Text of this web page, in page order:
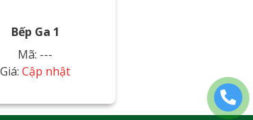
Bếp Ga 1
Mã: ---
Giá:Cập nhật